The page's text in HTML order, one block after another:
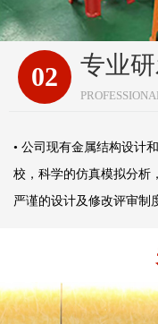
02 专业
• 公司现有金属结构设计
校，科学的仿真模拟分析，
严谨的设计及修改评审制